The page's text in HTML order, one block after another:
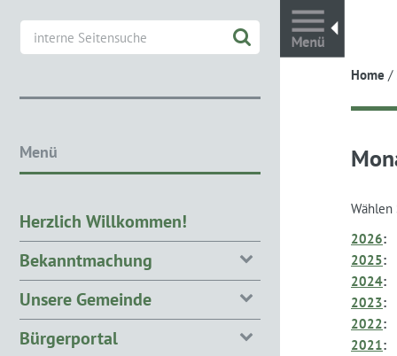
Home /
Wählen
2026:
2025:
2024:
2023:
2022:
2021:
Menü
Herzlich Willkommen!
Bekanntmachung
Unsere Gemeinde
Bürgerportal